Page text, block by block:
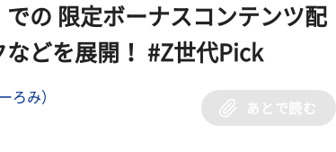
での 限定ボーナスコンテンツ配
どを展開！ #Z世代Pick
ろみ）
あとで読む